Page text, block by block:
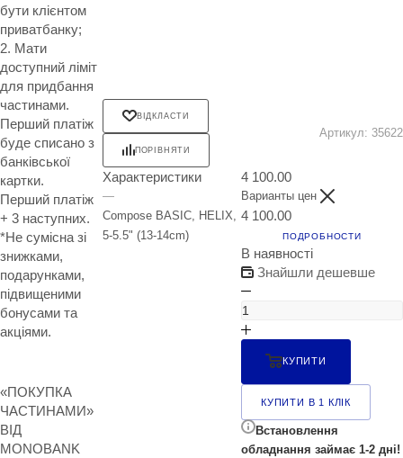
бути клієнтом
приватбанку;
2. Мати
доступний ліміт
для придбання
частинами.
Перший платіж
буде списано з
банківської
картки.
Перший платіж
+ 3 наступних.
*Не сумісна зі
знижками,
подарунками,
підвищеними
бонусами та
акціями.
«ПОКУПКА
ЧАСТИНАМИ»
ВІД
MONOBANK
ВІДКЛАСТИ
ПОРІВНЯТИ
Артикул: 35622
Характеристики
—
Compose BASIC, HELIX,
5-5.5" (13-14cm)
4 100.00
Варианты цен
4 100.00
ПОДРОБНОСТИ
В наявності
Знайшли дешевше
КУПИТИ
КУПИТИ В 1 КЛІК
Встановлення
обладнання займає 1-2 дні!